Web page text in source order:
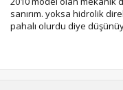
sanırım. yoksa hidrolik
pahalı olurdu diye